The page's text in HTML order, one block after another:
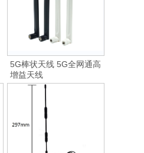
5G棒状天线 5G全网通高
增益天线